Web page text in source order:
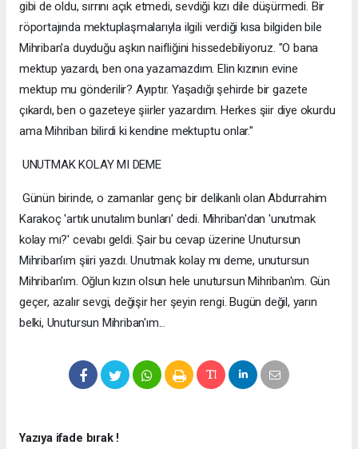
gibi de oldu, sırrını açık etmedi, sevdiği kızı dile düşürmedi. Bir
röportajında mektuplaşmalarıyla ilgili verdiği kısa bilgiden bile
Mihriban'a duyduğu aşkın naifliğini hissedebiliyoruz. "O bana
mektup yazardı, ben ona yazamazdım. Elin kızının evine
mektup mu gönderilir? Ayıptır. Yaşadığı şehirde bir gazete
çıkardı, ben o gazeteye şiirler yazardım. Herkes şiir diye okurdu
ama Mihriban bilirdi ki kendine mektuptu onlar."
UNUTMAK KOLAY MI DEME
Günün birinde, o zamanlar genç bir delikanlı olan Abdurrahim
Karakoç 'artık unutalım bunları' dedi. Mihriban'dan 'unutmak
kolay mı?' cevabı geldi. Şair bu cevap üzerine Unutursun
Mihriban’ım şiiri yazdı. Unutmak kolay mı deme, unutursun
Mihriban'ım. Oğlun kızın olsun hele unutursun Mihriban'ım. Gün
geçer, azalır sevgi, değişir her şeyin rengi. Bugün değil, yarın
belki, Unutursun Mihriban'ım...
Yazıya ifade bırak !